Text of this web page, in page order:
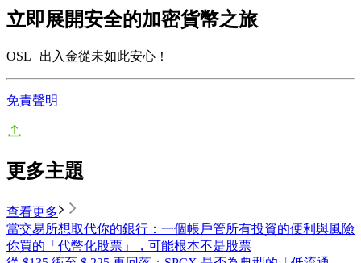
立即展開安全的加密貨幣之旅
OSL | 出入金從未如此安心！
免責聲明
更多主題
查看更多
當交易所想取代你的銀行：一個帳戶管所有投資的便利與風險
你買的「代幣化股票」，可能根本不是股票